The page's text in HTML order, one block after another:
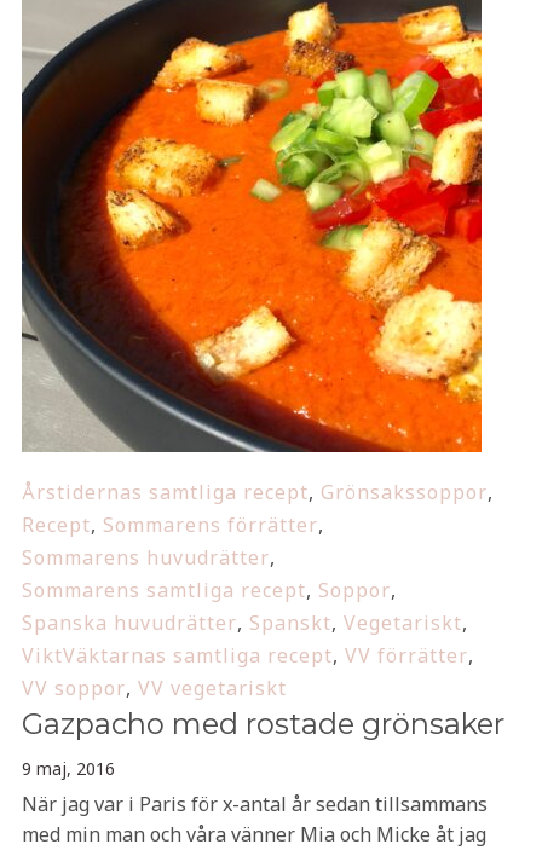
Årstidernas samtliga recept, Grönsakssoppor,
Recept, Sommarens förrätter,
Sommarens huvudrätter,
Sommarens samtliga recept, Soppor,
Spanska huvudrätter, Spanskt, Vegetariskt,
ViktVäktarnas samtliga recept, VV förrätter,
VV soppor, VV vegetariskt
Gazpacho med rostade grönsaker
9 maj, 2016
När jag var i Paris för x-antal år sedan tillsammans
med min man och våra vänner Mia och Micke åt jag